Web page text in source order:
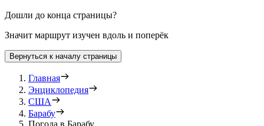
Дошли до конца страницы?
Значит маршрут изучен вдоль и поперёк
Вернуться к началу страницы
Главная
Энциклопедия
США
Барабу
Погода в Барабу